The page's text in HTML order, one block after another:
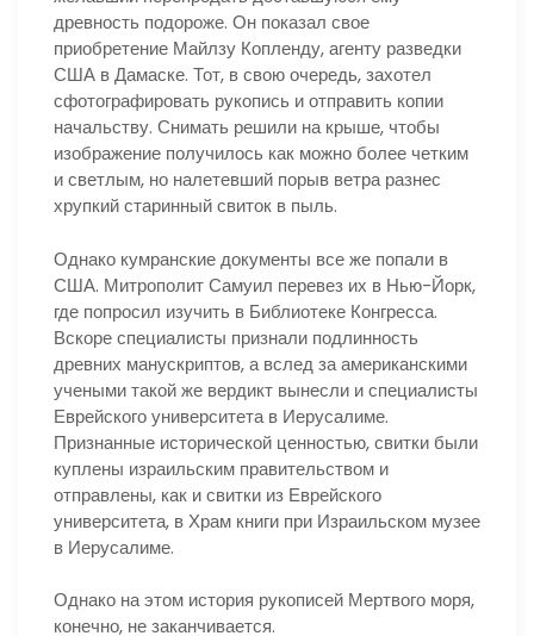
древность подороже. Он показал свое
приобретение Майлзу Копленду, агенту разведки
США в Дамаске. Тот, в свою очередь, захотел
сфотографировать рукопись и отправить копии
начальству. Снимать решили на крыше, чтобы
изображение получилось как можно более четким
и светлым, но налетевший порыв ветра разнес
хрупкий старинный свиток в пыль.
Однако кумранские документы все же попали в
США. Митрополит Самуил перевез их в Нью-Йорк,
где попросил изучить в Библиотеке Конгресса.
Вскоре специалисты признали подлинность
древних манускриптов, а вслед за американскими
учеными такой же вердикт вынесли и специалисты
Еврейского университета в Иерусалиме.
Признанные исторической ценностью, свитки были
куплены израильским правительством и
отправлены, как и свитки из Еврейского
университета, в Храм книги при Израильском музее
в Иерусалиме.
Однако на этом история рукописей Мертвого моря,
конечно, не заканчивается.